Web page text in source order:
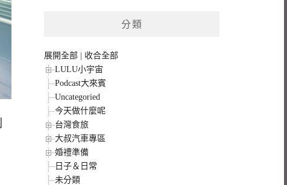
分類
展開全部
收合全部
LULU小宇宙
Podcast大來賓
Uncategoried
今天做什麼呢
台灣食旅
大叔汽車專區
婚禮準備
日子＆日常
未分類